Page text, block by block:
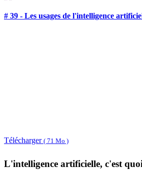
# 39 - Les usages de l'intelligence
Télécharger ( 71 Mo )
L'intelligence artificielle, c'est